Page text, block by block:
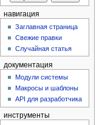
навигация
Заглавная страница
Свежие правки
Случайная статья
документация
Модули системы
Макросы и шаблоны
API для разработчика
инструменты